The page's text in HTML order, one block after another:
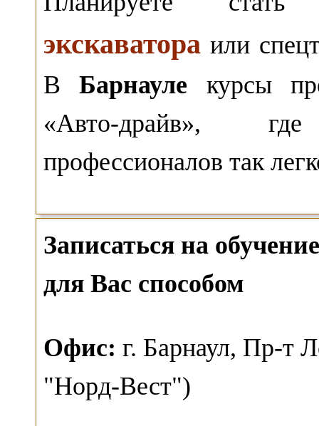
экскаватора или
ВБарнауле курсы
«Авто-драйв»,
профессионалов так
Записаться на
для Вас способом
Офис: г. Барнаул, Пр-т
"Норд-Вест")